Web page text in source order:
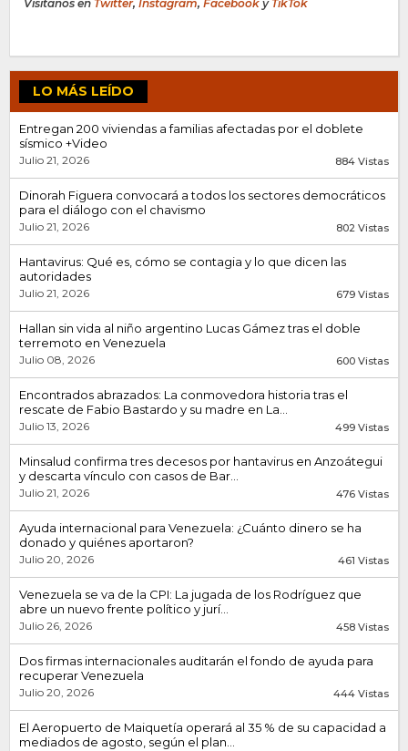
Visítanos en Twitter, Instagram, Facebook y TikTok
LO MÁS LEÍDO
Entregan 200 viviendas a familias afectadas por el doblete
sísmico +Video
Julio 21, 2026 884 Vistas
Dinorah Figuera convocará a todos los sectores democráticos
para el diálogo con el chavismo
Julio 21, 2026 802 Vistas
Hantavirus: Qué es, cómo se contagia y lo que dicen las
autoridades
Julio 21, 2026 679 Vistas
Hallan sin vida al niño argentino Lucas Gámez tras el doble
terremoto en Venezuela
Julio 08, 2026 600 Vistas
Encontrados abrazados: La conmovedora historia tras el
rescate de Fabio Bastardo y su madre en La...
Julio 13, 2026 499 Vistas
Minsalud confirma tres decesos por hantavirus en Anzoátegui
y descarta vínculo con casos de Bar...
Julio 21, 2026 476 Vistas
Ayuda internacional para Venezuela: ¿Cuánto dinero se ha
donado y quiénes aportaron?
Julio 20, 2026 461 Vistas
Venezuela se va de la CPI: La jugada de los Rodríguez que
abre un nuevo frente político y jurí...
Julio 26, 2026 458 Vistas
Dos firmas internacionales auditarán el fondo de ayuda para
recuperar Venezuela
Julio 20, 2026 444 Vistas
El Aeropuerto de Maiquetía operará al 35 % de su capacidad a
mediados de agosto, según el plan...